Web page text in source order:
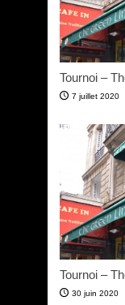
Tournoi –
7 juillet 2020
Tournoi –
30 juin 2020